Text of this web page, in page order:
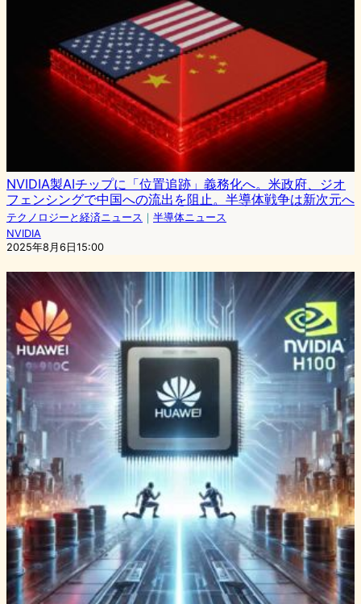
NVIDIA製AIチップに「位置追跡」義務化へ。米政府、ジオ
フェンシングで中国への流出を阻止。半導体戦争は新次元へ
テクノロジーと経済ニュース ｜ 半導体ニュース
NVIDIA
2025年8月6日15:00